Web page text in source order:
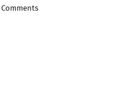
Comments